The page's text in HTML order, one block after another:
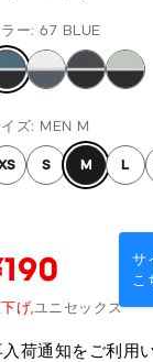
ー: 67 BLUE
ズ: MEN M
S M L
サ
こ
げ,ユニセックス
入荷通知をご利用